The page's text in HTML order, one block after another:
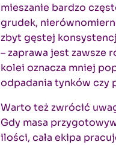
mieszanie bardzo
grudek,
zbyt gęstej
– zaprawa jest zawsze
kolei oznacza mniej
odpadania tynków czy
Warto też zwrócić
Gdy masa
ilości, cała ekipa